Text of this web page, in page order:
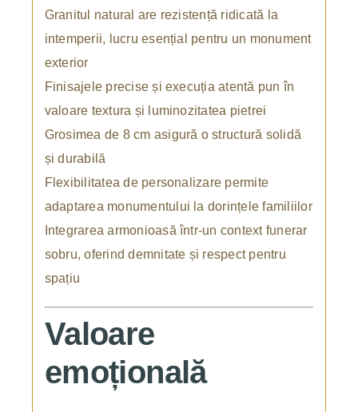
Granitul natural are rezistență ridicată la
intemperii, lucru esențial pentru un monument
exterior
Finisajele precise și execuția atentă pun în
valoare textura și luminozitatea pietrei
Grosimea de 8 cm asigură o structură solidă
și durabilă
Flexibilitatea de personalizare permite
adaptarea monumentului la dorințele familiilor
Integrarea armonioasă într-un context funerar
sobru, oferind demnitate și respect pentru
spațiu
Valoare
emoțională